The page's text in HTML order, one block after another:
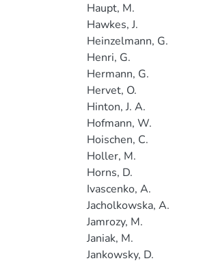
Haupt, M.
Hawkes, J.
Heinzelmann, G.
Henri, G.
Hermann, G.
Hervet, O.
Hinton, J. A.
Hofmann, W.
Hoischen, C.
Holler, M.
Horns, D.
Ivascenko, A.
Jacholkowska, A.
Jamrozy, M.
Janiak, M.
Jankowsky, D.